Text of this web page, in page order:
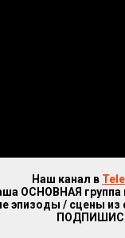
Наш канал в
ОСНОВНАЯ группа
эпизоды / сцены